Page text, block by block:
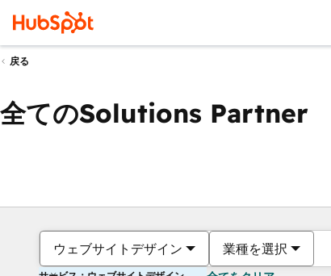
戻る
全てのSolutions Partner
ウェブサイトデザイン 業種を選択